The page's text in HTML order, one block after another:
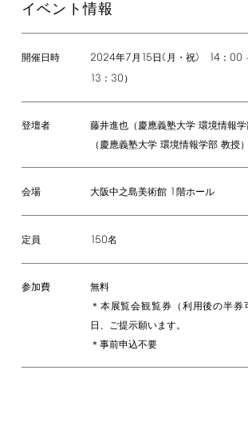
イベント情報
開催日時 2024年7月 15 日 (月・祝) 14： 00
13 ： 30 ）
登壇者
藤井進也（慶應義塾大学 環境情報
（慶應義塾大学 環境情報学部 教授）
会場 大阪中之島美術館 1 階ホール
定員 150名
参加費
無料
＊本展覧会観覧券（利用後の半券
日、ご提示願います。
＊事前申込不要